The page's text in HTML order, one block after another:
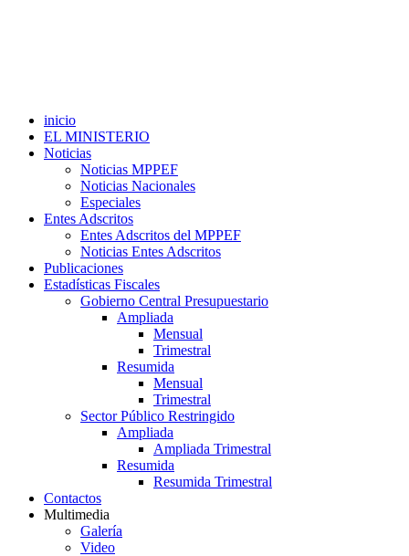
inicio
EL MINISTERIO
Noticias
Noticias MPPEF
Noticias Nacionales
Especiales
Entes Adscritos
Entes Adscritos del MPPEF
Noticias Entes Adscritos
Publicaciones
Estadísticas Fiscales
Gobierno Central Presupuestario
Ampliada
Mensual
Trimestral
Resumida
Mensual
Trimestral
Sector Público Restringido
Ampliada
Ampliada Trimestral
Resumida
Resumida Trimestral
Contactos
Multimedia
Galería
Video